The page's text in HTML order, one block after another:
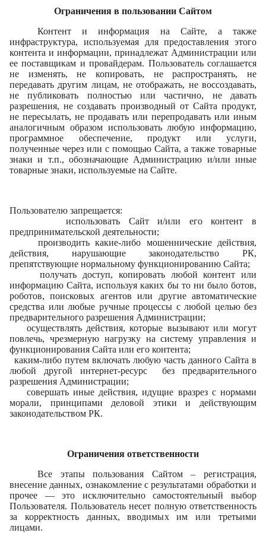
Ограничения в пользовании Сайтом
Контент и информация на Сайте, а также
инфраструктура, используемая для предоставления этого
контента и информации, принадлежат Администрации или
ее поставщикам и провайдерам. Пользователь соглашается
не изменять, не копировать, не распространять, не
передавать другим лицам, не отображать, не воссоздавать,
не публиковать полностью или частично, не давать
разрешения, не создавать производный от Сайта продукт,
не пересылать, не продавать или перепродавать или иным
аналогичным образом использовать любую информацию,
программное обеспечение, продукт или услуги,
полученные через или с помощью Сайта, а также товарные
знаки и т.п., обозначающие Администрацию и/или иные
товарные знаки, используемые на Сайте.
Пользователю запрещается:
использовать Сайт и/или его контент в
предпринимательской деятельности;
производить какие-либо мошеннические действия,
действия, нарушающие законодательство РК,
препятствующие нормальному функционированию Сайта;
получать доступ, копировать любой контент или
информацию Сайта, используя каких бы то ни было ботов,
роботов, поисковых агентов или другие автоматические
средства или любые ручные процессы с любой целью без
предварительного разрешения Администрации;
осуществлять действия, которые вызывают или могут
повлечь, чрезмерную нагрузку на систему управления и
функционирования Сайта или его контента;
каким-либо путем включать любую часть данного Сайта в
любой другой интернет-ресурс без предварительного
разрешения Администрации;
совершать иные действия, идущие вразрез с нормами
морали, принципами деловой этики и действующим
законодательством РК.
Ограничения ответственности
Все этапы пользования Сайтом – регистрация,
внесение данных, ознакомление с результатами обработки и
прочее — это исключительно самостоятельный выбор
Пользователя. Пользователь несет полную ответственность
за корректность данных, вводимых им или третьими
лицами.